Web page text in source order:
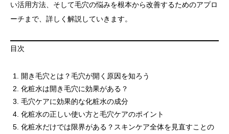
い活用方法、そして毛穴の悩みを根本から改善するためのアプロ
ーチまで、詳しく解説していきます。
目次
開き毛穴とは？毛穴が開く原因を知ろう
化粧水は開き毛穴に効果がある？
毛穴ケアに効果的な化粧水の成分
化粧水の正しい使い方と毛穴ケアのポイント
化粧水だけでは限界がある？スキンケア全体を見直すことの